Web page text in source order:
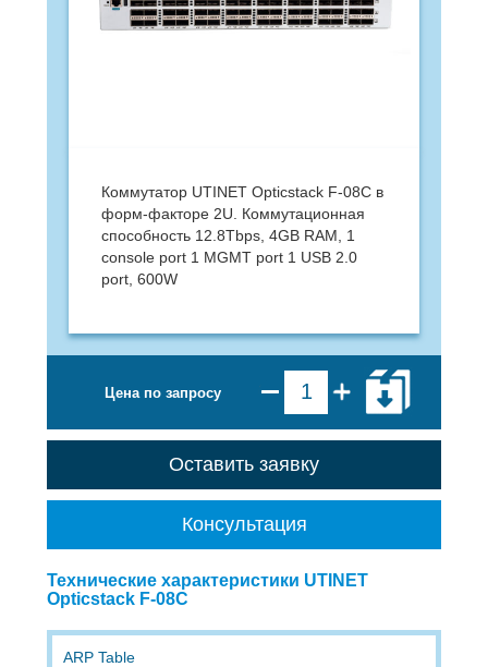
Коммутатор UTINET Opticstack F-08C в
форм-факторе 2U. Коммутационная
способность 12.8Tbps, 4GB RAM, 1
console port 1 MGMT port 1 USB 2.0
port, 600W
Цена по запросу
Оставить заявку
Консультация
Технические характеристики UTINET
Opticstack F-08C
ARP Table